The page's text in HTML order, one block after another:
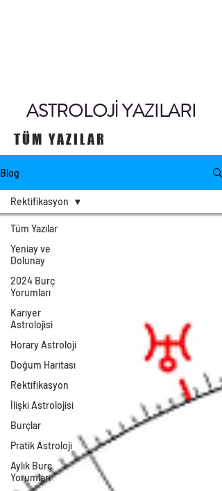
ASTROLOJİ YAZILARI
TÜM YAZILAR
Blog
Tüm Yazılar
Yeniay ve
Dolunay
2024 Burç
Yorumları
Kariyer
Astrolojisi
Horary Astroloji
Doğum Haritası
Rektifikasyon
İlişki Astrolojisi
Burçlar
Pratik Astroloji
Aylık Burç
Yorumları
Rektifikasyon